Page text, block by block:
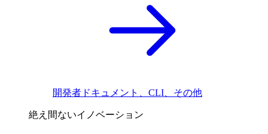
開発者ドキュメント、CLI、その他
絶え間ないイノベーション